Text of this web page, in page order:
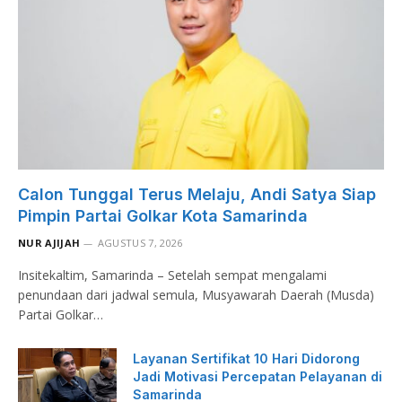
Calon Tunggal Terus Melaju, Andi Satya Siap
Pimpin Partai Golkar Kota Samarinda
NUR AJIJAH AGUSTUS 7, 2026
Insitekaltim, Samarinda – Setelah sempat mengalami
penundaan dari jadwal semula, Musyawarah Daerah (Musda)
Partai Golkar…
Layanan Sertifikat 10 Hari Didorong
Jadi Motivasi Percepatan Pelayanan di
Samarinda